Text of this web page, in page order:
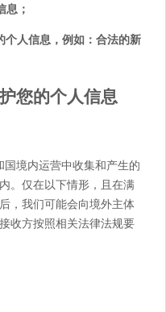
息；
个人信息，例如：合法的新
您的个人信息
境内运营中收集和产生的
。仅在以下情形，且在满
，我们可能会向境外主体
收方按照相关法律法规要